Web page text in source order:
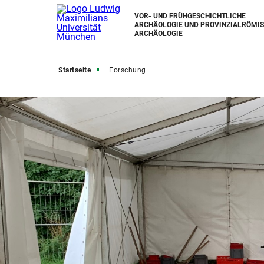
VOR- UND FRÜHGESCHICHTLICHE
ARCHÄOLOGIE UND
ARCHÄOLOGIE
Startseite Forschung